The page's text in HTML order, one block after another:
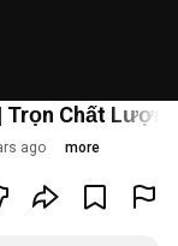
Trọn Chất
ago more